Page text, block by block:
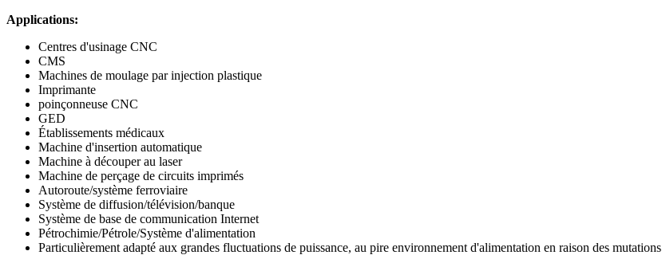
Applications:
Centres d'usinage CNC
CMS
Machines de moulage par injection plastique
Imprimante
poinçonneuse CNC
GED
Établissements médicaux
Machine d'insertion automatique
Machine à découper au laser
Machine de perçage de circuits imprimés
Autoroute/système ferroviaire
Système de diffusion/télévision/banque
Système de base de communication Internet
Pétrochimie/Pétrole/Système d'alimentation
Particulièrement adapté aux grandes fluctuations de puissance, au pire environnement d'alimentation en raison des